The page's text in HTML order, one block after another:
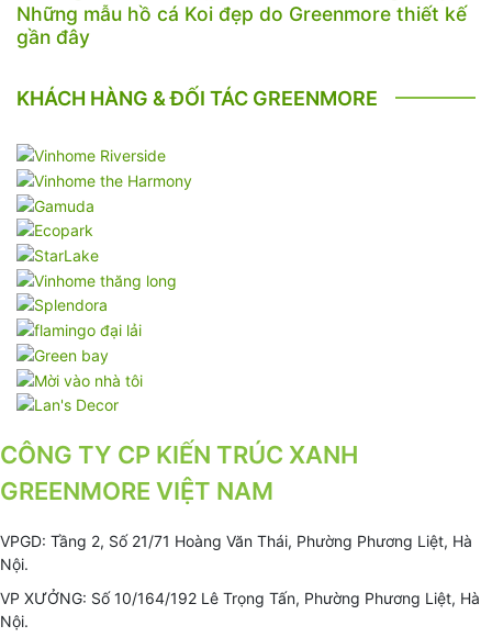
Những mẫu hồ cá Koi đẹp do Greenmore thiết kế
gần đây
KHÁCH HÀNG & ĐỐI TÁC GREENMORE
CÔNG TY CP KIẾN TRÚC XANH
GREENMORE VIỆT NAM
VPGD: Tầng 2, Số 21/71 Hoàng Văn Thái, Phường Phương Liệt, Hà
Nội.
VP XƯỞNG: Số 10/164/192 Lê Trọng Tấn, Phường Phương Liệt, Hà
Nội.